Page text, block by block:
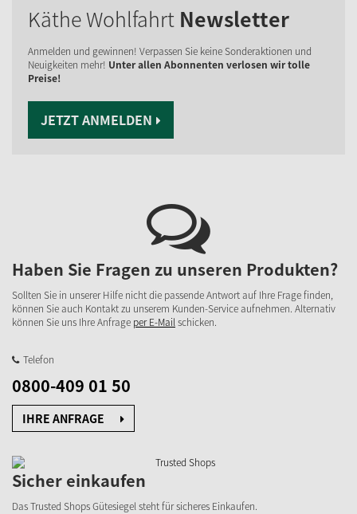
Käthe Wohlfahrt Newsletter
Anmelden und gewinnen! Verpassen Sie keine Sonderaktionen und
Neuigkeiten mehr! Unter allen Abonnenten verlosen wir tolle
Preise!
JETZT ANMELDEN
Haben Sie Fragen zu unseren Produkten?
Sollten Sie in unserer Hilfe nicht die passende Antwort auf Ihre Frage finden,
können Sie auch Kontakt zu unserem Kunden-Service aufnehmen. Alternativ
können Sie uns Ihre Anfrage per E-Mailschicken.
Telefon
0800-409 01 50
IHRE ANFRAGE
Sicher einkaufen
Das Trusted Shops Gütesiegelsteht für sicheres Einkaufen.